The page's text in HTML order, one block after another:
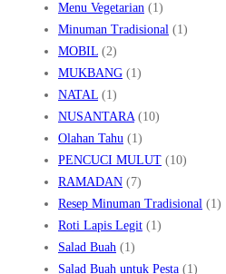
Menu Vegetarian (1)
Minuman Tradisional (1)
MOBIL (2)
MUKBANG (1)
NATAL (1)
NUSANTARA(10)
Olahan Tahu (1)
PENCUCI MULUT (10)
RAMADAN (7)
Resep Minuman Tradisional (1)
Roti Lapis Legit (1)
Salad Buah (1)
Salad Buah untuk Pesta (1)